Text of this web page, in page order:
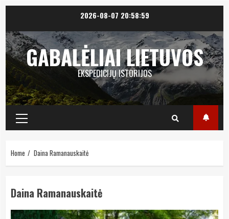
content
2026-08-07 20:58:59
GABALĖLIAI LIETUVOS
EKSPEDICIJŲ ISTORIJOS
Primary
Menu
Home Daina Ramanauskaitė
Daina Ramanauskaitė